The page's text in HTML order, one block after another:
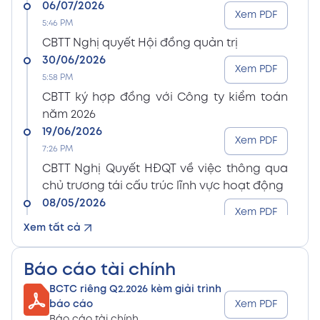
Xem tất cả
06/07/2026
5:46 PM
CBTT Nghị quyết Hội đồng quản trị
Xem PDF
30/06/2026
5:58 PM
CBTT ký hợp đồng với Công ty kiểm toán
năm 2026
Xem PDF
19/06/2026
7:26 PM
CBTT Nghị Quyết HĐQT về việc thông qua
chủ trương tái cấu trúc lĩnh vực hoạt động
Xem PDF
08/05/2026
8:15 PM
Xem PDF
8:15 PM
CBTT Điều lệ Công ty sửa đổi bổ sung (Vn)
08/05/2026
Báo cáo tài chính
BCTC riêng Q2.2026 kèm giải trình
báo cáo
Xem PDF